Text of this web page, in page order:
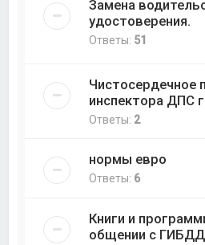
Замена
удостоверения.
Ответы: 51
Чистосердечное
инспектора ДПС
Ответы: 2
нормы евро
Ответы: 6
Книги и
общении с ГИБДД